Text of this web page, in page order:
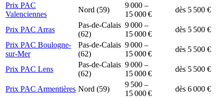
Prix PAC
Valenciennes
Nord (59)
9 000 –
15 000 €
dès 5 500 €
Prix PAC Arras
Pas-de-Calais
(62)
9 000 –
15 000 €
dès 5 500 €
Prix PAC Boulogne-
sur-Mer
Pas-de-Calais
(62)
9 000 –
15 000 €
dès 5 500 €
Prix PAC Lens
Pas-de-Calais
(62)
9 000 –
15 000 €
dès 5 500 €
Prix PAC Armentières Nord (59)
9 500 –
15 000 €
dès 6 000 €